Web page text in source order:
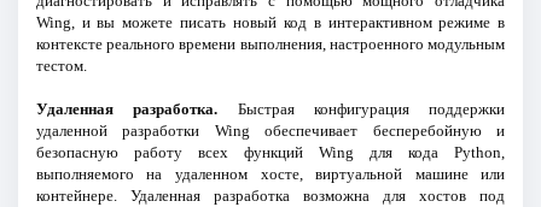
Wing, и вы можете писать новый код в интерактивном режиме в
контексте реального времени выполнения, настроенного модульным
тестом.
Удаленная разработка. Быстрая конфигурация поддержки
удаленной разработки Wing обеспечивает бесперебойную и
безопасную работу всех функций Wing для кода Python,
выполняемого на удаленном хосте, виртуальной машине или
контейнере. Удаленная разработка возможна для хостов под